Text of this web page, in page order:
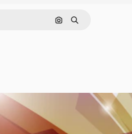
Поиск по изображению
Поиск